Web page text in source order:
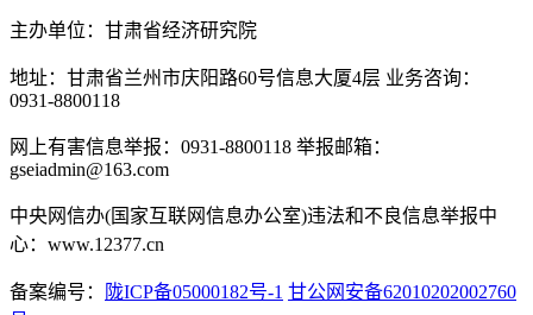
主办单位：甘肃省经济研究院
地址：甘肃省兰州市庆阳路60号信息大厦4层 业务咨询：
0931-8800118
网上有害信息举报：0931-8800118 举报邮箱：
gseiadmin@163.com
中央网信办(国家互联网信息办公室)违法和不良信息举报中
心：www.12377.cn
备案编号： 陇ICP备05000182号-1 甘公网安备62010202002760